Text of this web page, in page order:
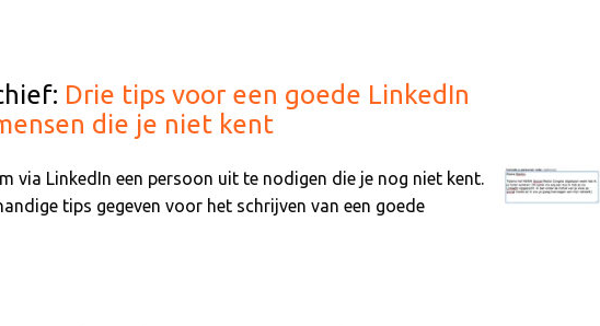
Drie tips voor een goede LinkedIn
die je niet kent
via LinkedIn een persoon uit te nodigen die je nog niet kent.
tips gegeven voor het schrijven van een goede